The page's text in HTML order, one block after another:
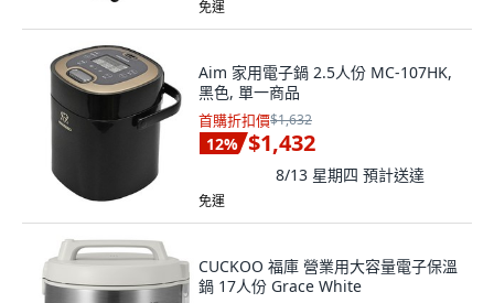
免運
Aim 家用電子鍋 2.5人份 MC-107HK,
黑色, 單一商品
首購折扣價$1,632
12% $1,432
8/13 星期四 預計送達
免運
CUCKOO 福庫 營業用大容量電子保溫
鍋 17人份 Grace White